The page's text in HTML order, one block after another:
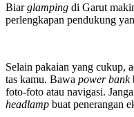
Biarglamping di Garut
perlengkapan pendukung
Selain pakaian yang cukup,
tas kamu. Bawa power bank
foto-foto atau navigasi.
headlamp buat penerangan